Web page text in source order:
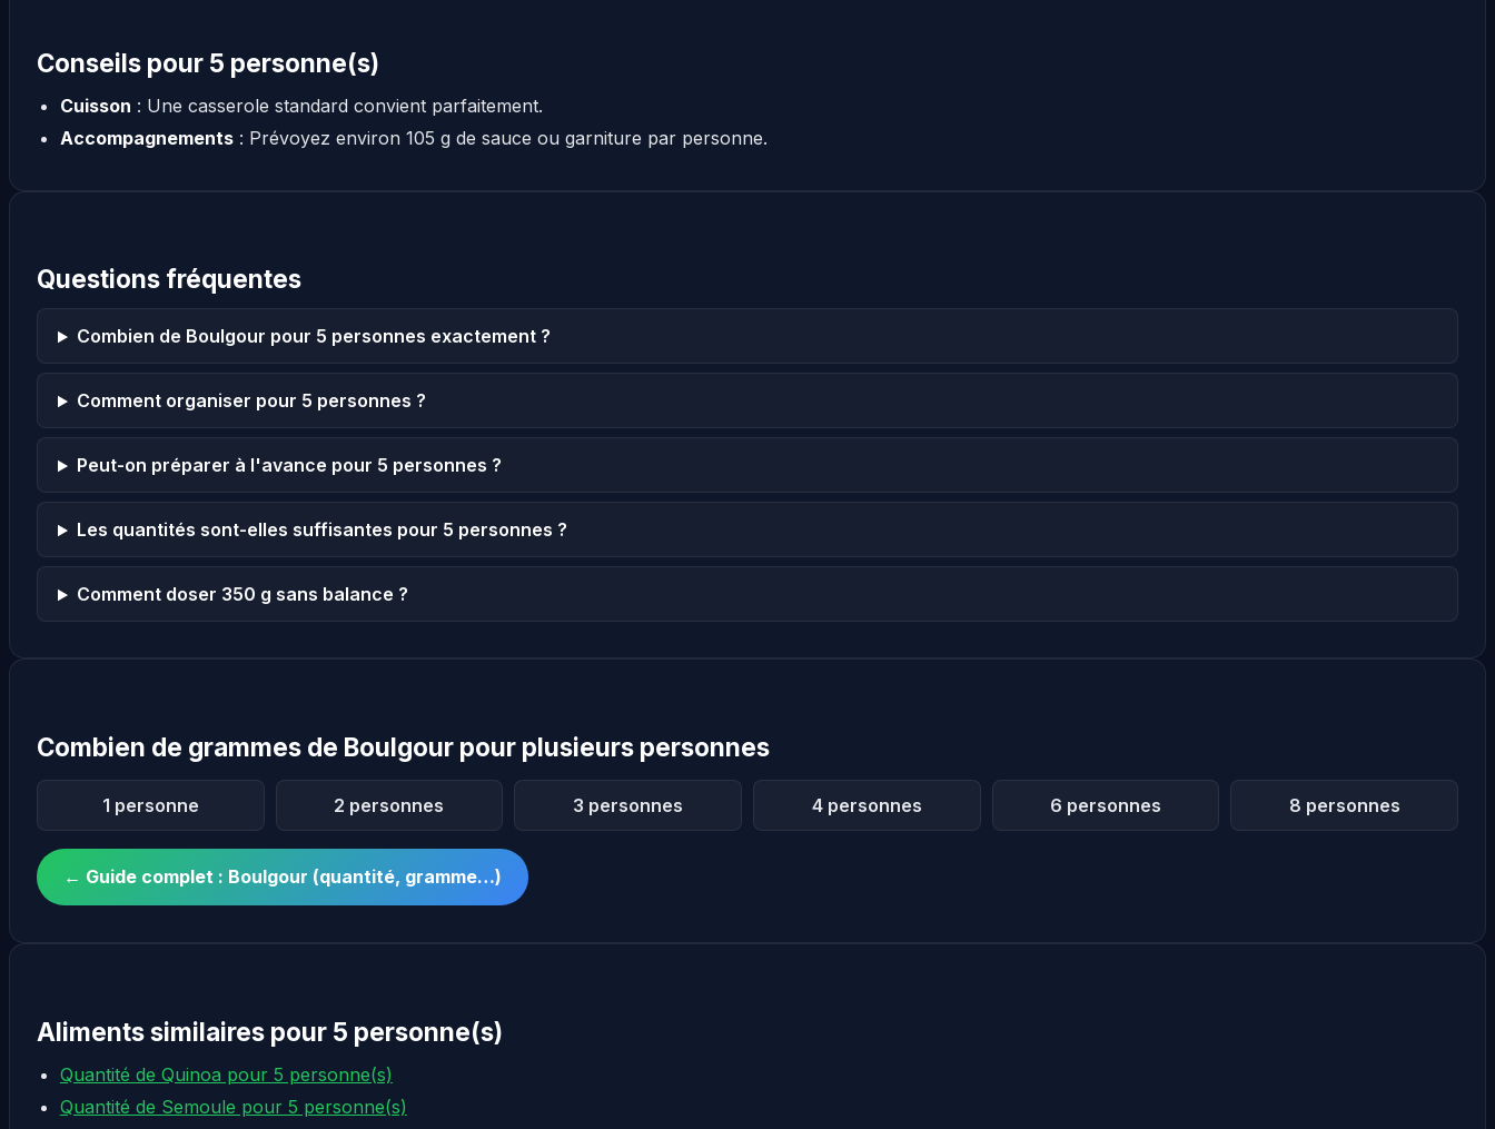
Conseils pour 5 personne(s)
Cuisson : Une casserole standard convient parfaitement.
Accompagnements: Prévoyez environ 105 g de sauce ou garniture par personne.
Questions fréquentes
Combien de Boulgour pour 5 personnes exactement ?
Comment organiser pour 5 personnes ?
Peut-on préparer à l'avance pour 5 personnes ?
Les quantités sont-elles suffisantes pour 5 personnes ?
Comment doser 350 g sans balance ?
Combien de grammes de Boulgour pour plusieurs personnes
1 personne 2 personnes 3 personnes 4 personnes 6 personnes 8 personnes
← Guide complet : Boulgour (quantité, gramme…)
Aliments similaires pour 5 personne(s)
Quantité de Quinoa pour 5 personne(s)
Quantité de Semoule pour 5 personne(s)